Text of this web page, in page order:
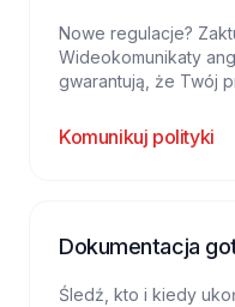
Nowe regulacje?
Wideokomunikaty
gwarantują, że Twój
Komunikuj polityki
Dokumentacja
Śledź, kto i kiedy